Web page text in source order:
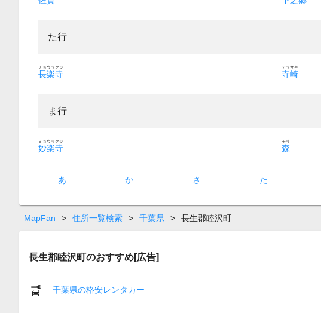
た行
長楽寺
チョウラクジ
寺崎
テラサキ
ま行
妙楽寺
ミョウラクジ
森
モリ
あ か さ た
MapFan > 住所一覧検索 > 千葉県 > 長生郡睦沢町
長生郡睦沢町のおすすめ[広告]
千葉県の格安レンタカー